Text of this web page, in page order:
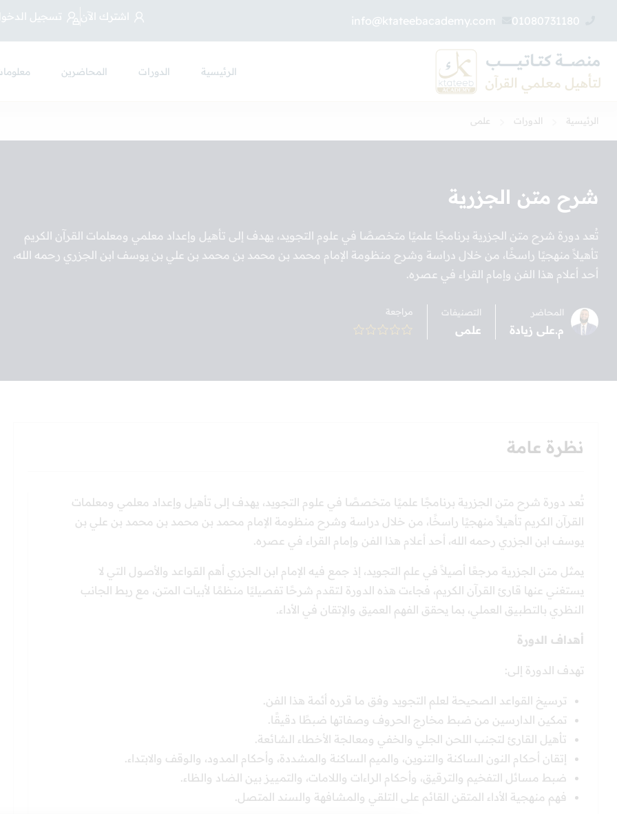
01080731180
info@ktateebacademy.com اشترك الآن تسجيل
الرئيسية الدورات المحاضرين
الرئيسية الدورات علمى
شرح متن الجزرية
تُعد دورة شرح متن الجزرية برنامجًا علميًا متخصصًا في علوم التجويد، يهدف إلى تأهيل وإعداد معلمي ومعلمات القرآن الكريم
تأهيلاً منهجيًا راسخًا، من خلال دراسة وشرح منظومة الإمام محمد بن محمد بن محمد بن علي بن يوسف ابن الجزري رحمه الله،
أحد أعلام هذا الفن وإمام القراء في عصره.
المحاضر
م.على زيادة
التصنيفات
علمى
مراجعة
نظرة عامة
تُعد دورة شرح متن الجزرية برنامجًا علميًا متخصصًا في علوم التجويد، يهدف إلى تأهيل وإعداد معلمي ومعلمات
القرآن الكريم تأهيلاً منهجيًا راسخًا، من خلال دراسة وشرح منظومة الإمام محمد بن محمد بن محمد بن علي بن
يوسف ابن الجزري رحمه الله، أحد أعلام هذا الفن وإمام القراء في عصره.
يمثل متن الجزرية مرجعًا أصيلاً في علم التجويد، إذ جمع فيه الإمام ابن الجزري أهم القواعد والأصول التي لا
يستغني عنها قارئ القرآن الكريم، فجاءت هذه الدورة لتقدم شرحًا تفصيليًا منظمًا لأبيات المتن، مع ربط الجانب
النظري بالتطبيق العملي، بما يحقق الفهم العميق والإتقان في الأداء.
أهداف الدورة
تهدف الدورة إلى:
ترسيخ القواعد الصحيحة لعلم التجويد وفق ما قرره أئمة هذا الفن.
تمكين الدارسين من ضبط مخارج الحروف وصفاتها ضبطًا دقيقًا.
تأهيل القارئ لتجنب اللحن الجلي والخفي ومعالجة الأخطاء الشائعة.
إتقان أحكام النون الساكنة والتنوين، والميم الساكنة والمشددة، وأحكام المدود، والوقف والابتداء.
ضبط مسائل التفخيم والترقيق، وأحكام الراءات واللامات، والتمييز بين الضاد والظاء.
فهم منهجية الأداء المتقن القائم على التلقي والمشافهة والسند المتصل.